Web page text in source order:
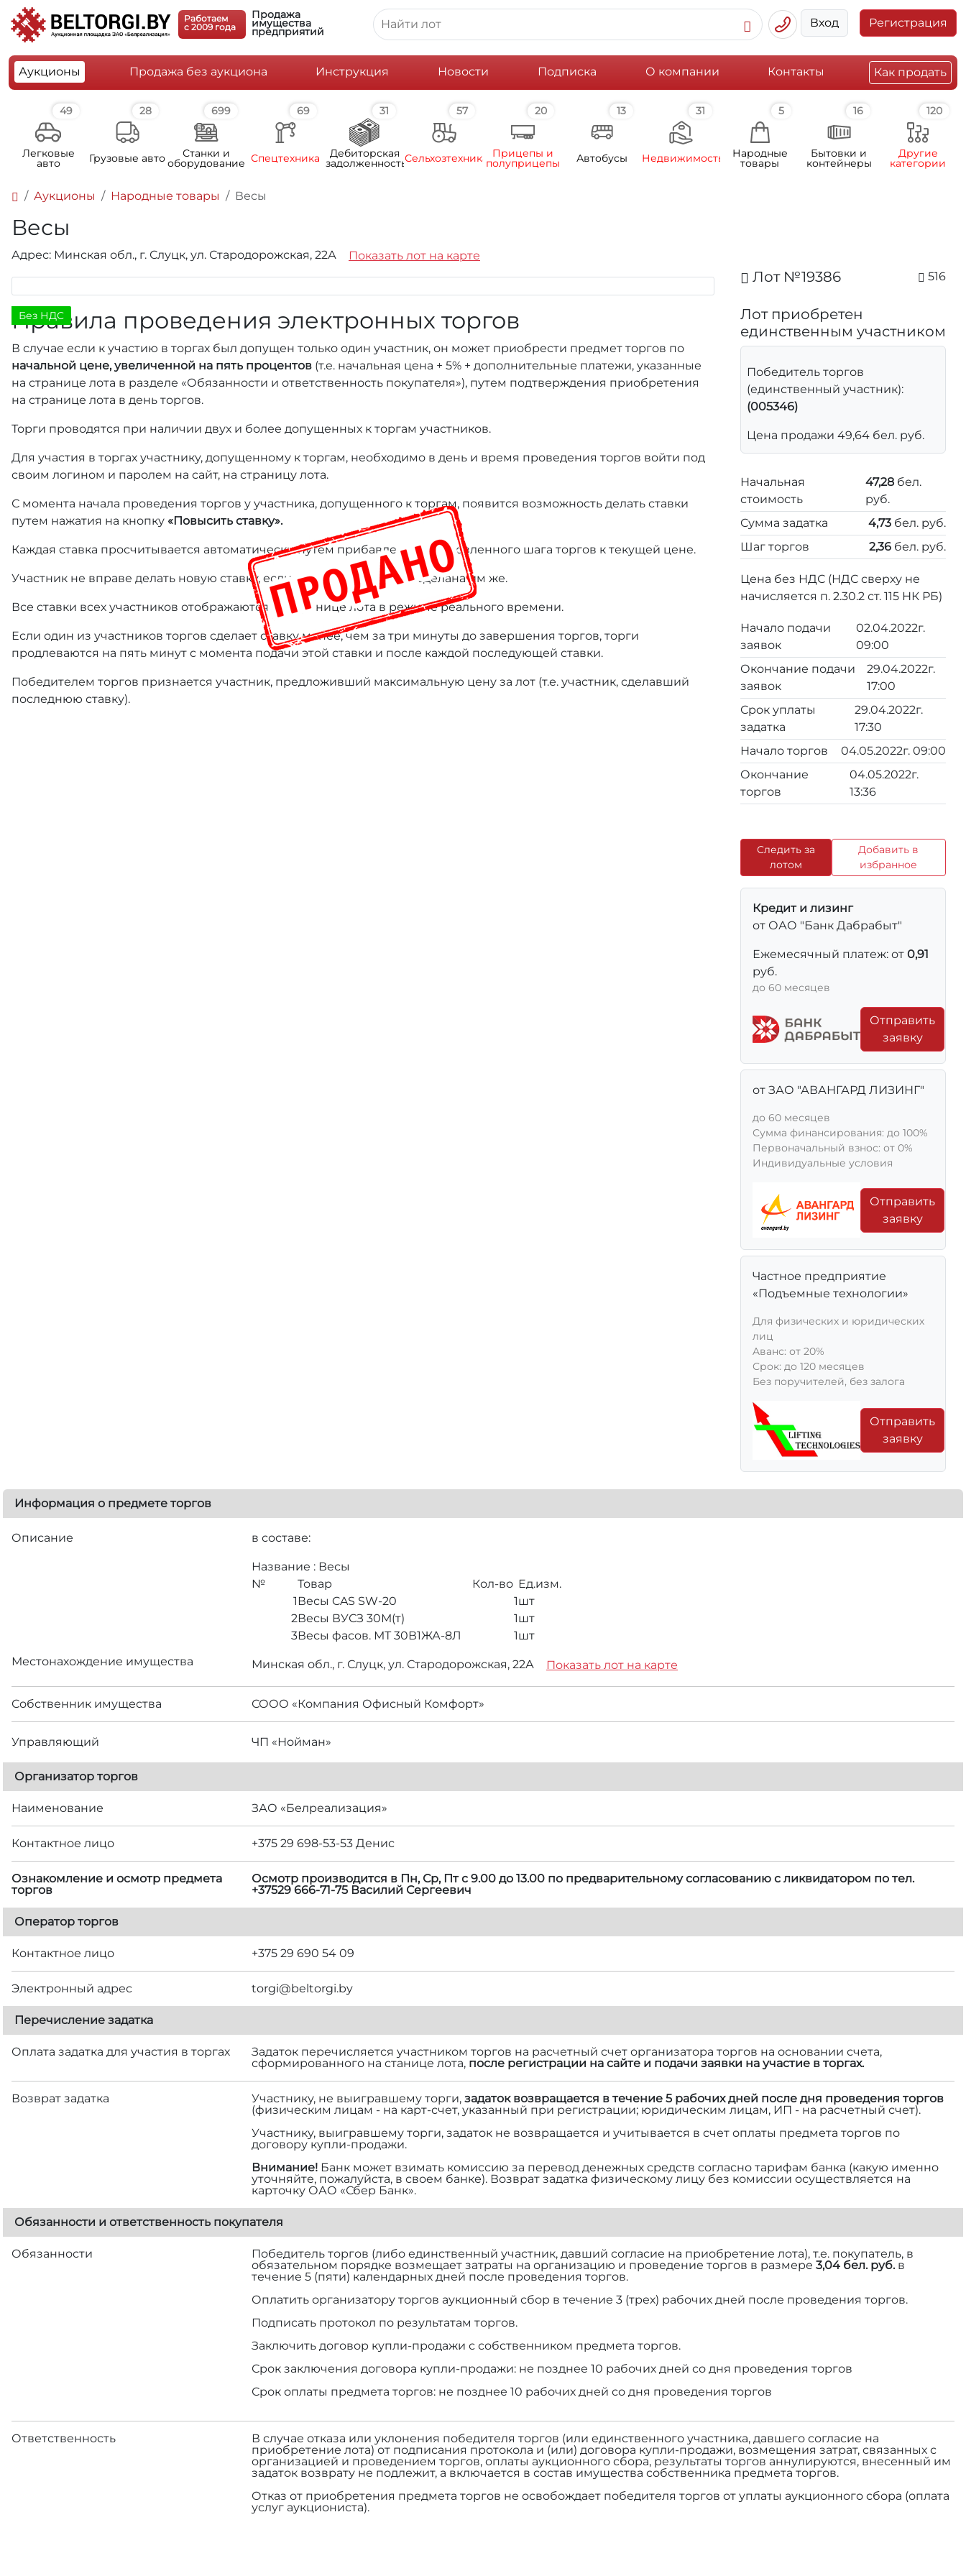
Работаем
c 2009 года
Продажа
имущества
предприятий
Вход Регистрация
Аукционы Продажа без аукциона Инструкция Новости Подписка О компании Контакты Как продать
49
Легковые
авто
28
Грузовые авто
699
Станки и
оборудование
69
Спецтехника
31
Дебиторская
задолженность
57
Сельхозтехника
20
Прицепы и
полуприцепы
13
Автобусы
31
Недвижимость
5
Народные
товары
16
Бытовки и
контейнеры
120
Другие
категории
Аукционы Народные товары Весы
Весы
Адрес: Минская обл., г. Слуцк, ул. Стародорожская, 22А Показать лот на карте
Без НДС
Правила проведения электронных торгов
В случае если к участию в торгах был допущен только один участник, он может приобрести предмет торгов по
начальной цене, увеличенной на пять процентов (т.е. начальная цена + 5% + дополнительные платежи, указанные
на странице лота в разделе «Обязанности и ответственность покупателя»), путем подтверждения приобретения
на странице лота в день торгов.
Торги проводятся при наличии двух и более допущенных к торгам участников.
Для участия в торгах участнику, допущенному к торгам, необходимо в день и время проведения торгов войти под
своим логином и паролем на сайт, на страницу лота.
С момента начала проведения торгов у участника, допущенного к торгам, появится возможность делать ставки
путем нажатия на кнопку «Повысить ставку».
Каждая ставка просчитывается автоматически путем прибавления установленного шага торгов к текущей цене.
Участник не вправе делать новую ставку, если предыдущая ставка сделана им же.
Все ставки всех участников отображаются на странице лота в режиме реального времени.
Если один из участников торгов сделает ставку менее, чем за три минуты до завершения торгов, торги
продлеваются на пять минут с момента подачи этой ставки и после каждой последующей ставки.
Победителем торгов признается участник, предложивший максимальную цену за лот (т.е. участник, сделавший
последнюю ставку).
Лот №19386 516
Лот приобретен
единственным участником
Победитель торгов
(единственный участник):
(005346)
Цена продажи 49,64 бел. руб.
Начальная
стоимость
47,28 бел.
руб.
Сумма задатка
4,73 бел. руб.
Шаг торгов
2,36 бел. руб.
Цена без НДС (НДС сверху не
начисляется п. 2.30.2 ст. 115 НК РБ)
Начало подачи
заявок
02.04.2022г.
09:00
Окончание подачи
заявок
29.04.2022г.
17:00
Срок уплаты
задатка
29.04.2022г.
17:30
Начало торгов
04.05.2022г. 09:00
Окончание
торгов
04.05.2022г.
13:36
Следить за
лотом
Добавить в
избранное
Кредит и лизинг
от ОАО "Банк Дабрабыт"
Ежемесячный платеж: от 0,91
руб.
до 60 месяцев
Отправить
заявку
от ЗАО "АВАНГАРД ЛИЗИНГ"
до 60 месяцев
Сумма финансирования: до 100%
Первоначальный взнос: от 0%
Индивидуальные условия
Отправить
заявку
Частное предприятие
«Подъемные технологии»
Для физических и юридических
лиц
Aванс: от 20%
Срок: до 120 месяцев
Без поручителей, без залога
Отправить
заявку
Информация о предмете торгов
Описание в составе:
Название : Весы
№
Товар Кол-во Ед.изм.
1Весы CAS SW-20 1шт
2Весы ВУСЗ 30М(т) 1шт
3Весы фасов. МТ 30В1ЖА-8Л 1шт
Местонахождение имущества
Минская обл., г. Слуцк, ул. Стародорожская, 22А Показать лот на карте
Собственник имущества СООО «Компания Офисный Комфорт»
Управляющий ЧП «Нойман»
Организатор торгов
Наименование ЗАО «Белреализация»
Контактное лицо +375 29 698-53-53 Денис
Ознакомление и осмотр предмета
торгов
Осмотр производится в Пн, Ср, Пт с 9.00 до 13.00 по предварительному согласованию с ликвидатором по тел.
+37529 666-71-75 Василий Сергеевич
Оператор торгов
Контактное лицо +375 29 690 54 09
Электронный адрес torgi@beltorgi.by
Перечисление задатка
Оплата задатка для участия в торгах
Задаток перечисляется участником торгов на расчетный счет организатора торгов на основании счета,
сформированного на станице лота, после регистрации на сайте и подачи заявки на участие в торгах.
Возврат задатка Участнику, не выигравшему торги, задаток возвращается в течение 5 рабочих дней после дня проведения торгов
(физическим лицам - на карт-счет, указанный при регистрации; юридическим лицам, ИП - на расчетный счет).
Участнику, выигравшему торги, задаток не возвращается и учитывается в счет оплаты предмета торгов по
договору купли-продажи.
Внимание! Банк может взимать комиссию за перевод денежных средств согласно тарифам банка (какую именно
уточняйте, пожалуйста, в своем банке). Возврат задатка физическому лицу без комиссии осуществляется на
карточку ОАО «Сбер Банк».
Обязанности и ответственность покупателя
Обязанности
Победитель торгов (либо единственный участник, давший согласие на приобретение лота), т.е. покупатель, в
обязательном порядке возмещает затраты на организацию и проведение торгов в размере 3,04 бел. руб.в
течение 5 (пяти) календарных дней после проведения торгов.
Оплатить организатору торгов аукционный сбор в течение 3 (трех) рабочих дней после проведения торгов.
Подписать протокол по результатам торгов.
Заключить договор купли-продажи с собственником предмета торгов.
Срок заключения договора купли-продажи: не позднее 10 рабочих дней со дня проведения торгов
Срок оплаты предмета торгов: не позднее 10 рабочих дней со дня проведения торгов
Ответственность
В случае отказа или уклонения победителя торгов (или единственного участника, давшего согласие на
приобретение лота) от подписания протокола и (или) договора купли-продажи, возмещения затрат, связанных с
организацией и проведением торгов, оплаты аукционного сбора, результаты торгов аннулируются, внесенный им
задаток возврату не подлежит, а включается в состав имущества собственника предмета торгов.
Отказ от приобретения предмета торгов не освобождает победителя торгов от уплаты аукционного сбора (оплата
услуг аукциониста).